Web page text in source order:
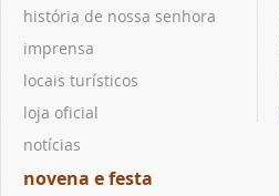
história de nossa senhora
imprensa
locais turísticos
loja oficial
notícias
novena e festa